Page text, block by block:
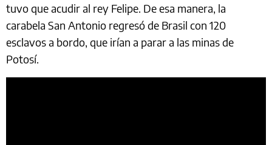
tuvo que acudir al rey Felipe. De esa manera, la
carabela San Antonio regresó de Brasil con 120
esclavos a bordo, que irían a parar a las minas de
Potosí.